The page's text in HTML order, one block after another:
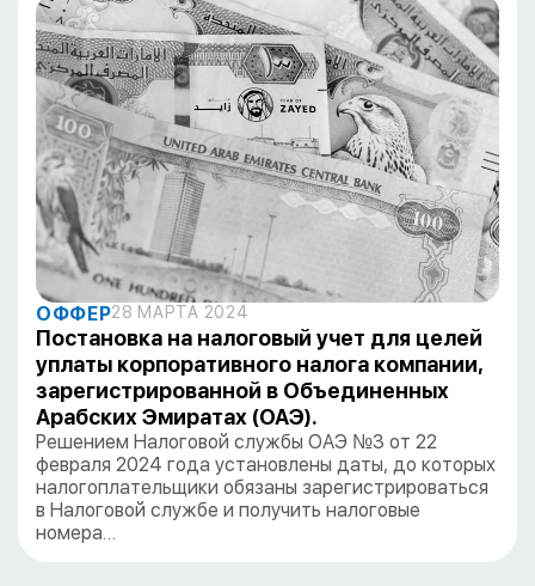
ОФФЕР28 МАРТА 2024
Постановка на налоговый учет для целей
уплаты корпоративного налога компании,
зарегистрированной в Объединенных
Арабских Эмиратах (ОАЭ).
Решением Налоговой службы ОАЭ №3 от 22
февраля 2024 года установлены даты, до которых
налогоплательщики обязаны зарегистрироваться
в Налоговой службе и получить налоговые
номера…